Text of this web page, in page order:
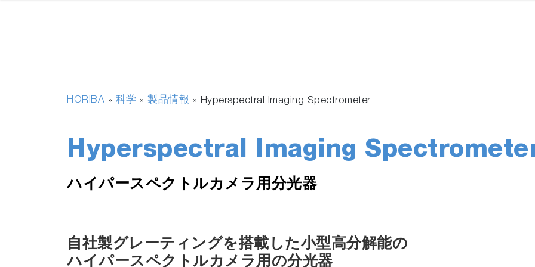
HORIBA » 科学 » 製品情報 » Hyperspectral Imaging Spectrometer
Hyperspectral Imaging
ハイパースペクトルカメラ用分光器
自社製グレーティングを搭載した小型高分解能の
ハイパースペクトルカメラ用の分光器